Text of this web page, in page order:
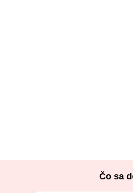
Čo sa